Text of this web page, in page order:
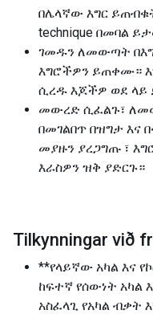
በሌላኛው እግር
technique በመባል
ገመዱን ለመውጣት
እግሮችዎን ይጠቀሙ።
ሲረዱ እጆችዎ ወደ ላይ
መውረድ ሲፈልጉ፣
በመገልበጥ በዝግታ እና
መያዙን ያረጋግጡ ፣
እራስዎን ዝቅ ያድርጉ።
Tilkynningar
**የላይኛው አካል እና
ከፍተኛ የሰውነት አካል
አስፈላጊ የአካል